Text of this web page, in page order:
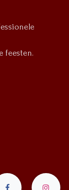
feesten.